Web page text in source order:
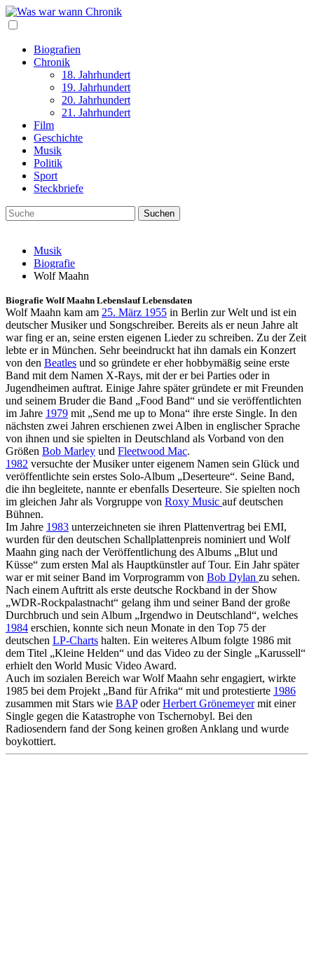
Biografien
Chronik
18. Jahrhundert
19. Jahrhundert
20. Jahrhundert
21. Jahrhundert
Film
Geschichte
Musik
Politik
Sport
Steckbriefe
Musik
Biografie
Wolf Maahn
Biografie Wolf Maahn Lebenslauf Lebensdaten
Wolf Maahn kam am 25. März 1955 in Berlin zur Welt und ist ein
deutscher Musiker und Songschreiber. Bereits als er neun Jahre alt
war fing er an, seine ersten eigenen Lieder zu schreiben. Zu der Zeit
lebte er in München. Sehr beeindruckt hat ihn damals ein Konzert
von den Beatles und so gründete er eher hobbymäßig seine erste
Band mit dem Namen X-Rays, mit der er bei Parties oder in
Jugendheimen auftrat. Einige Jahre später gründete er mit Freunden
und seinem Bruder die Band „Food Band“ und sie veröffentlichten
im Jahre 1979 mit „Send me up to Mona“ ihre erste Single. In den
nächsten zwei Jahren erschienen zwei Alben in englischer Sprache
von ihnen und sie spielten in Deutschland als Vorband von den
Größen Bob Marley und Fleetwood Mac.
1982 versuchte der Musiker unter eigenem Namen sein Glück und
veröffentlichte sein erstes Solo-Album „Deserteure“. Seine Band,
die ihn begleitete, nannte er ebenfalls Deserteure. Sie spielten noch
im gleichen Jahr als Vorgruppe von Roxy Music auf deutschen
Bühnen.
Im Jahre 1983 unterzeichneten sie ihren Plattenvertrag bei EMI,
wurden für den deutschen Schallplattenpreis nominiert und Wolf
Maahn ging nach der Veröffentlichung des Albums „Blut und
Küsse“ zum ersten Mal als Hauptkünstler auf Tour. Ein Jahr später
war er mit seiner Band im Vorprogramm von Bob Dylan zu sehen.
Nach einem Auftritt als erste deutsche Rockband in der Show
„WDR-Rockpalastnacht“ gelang ihm und seiner Band der große
Durchbruch und sein Album „Irgendwo in Deutschland“, welches
1984 erschien, konnte sich neun Monate in den Top 75 der
deutschen LP-Charts halten. Ein weiteres Album folgte 1986 mit
dem Titel „Kleine Helden“ und das Video zu der Single „Karussell“
erhielt den World Music Video Award.
Auch im sozialen Bereich war Wolf Maahn sehr engagiert, wirkte
1985 bei dem Projekt „Band für Afrika“ mit und protestierte 1986
zusammen mit Stars wie BAPoderHerbert Grönemeyermit einer
Single gegen die Katastrophe von Tschernobyl. Bei den
Radiosendern fand der Song keinen großen Anklang und wurde
boykottiert.